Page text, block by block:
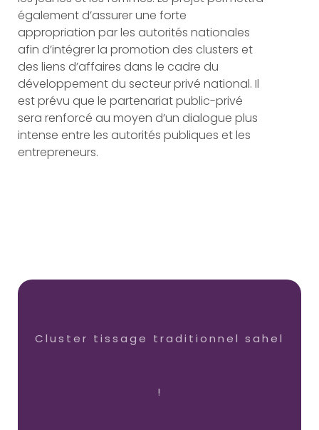
également d’assurer une forte
appropriation par les autorités nationales
afin d’intégrer la promotion des clusters et
des liens d’affaires dans le cadre du
développement du secteur privé national. Il
est prévu que le partenariat public-privé
sera renforcé au moyen d’un dialogue plus
intense entre les autorités publiques et les
entrepreneurs.
Cluster tissage traditionnel sahel
!